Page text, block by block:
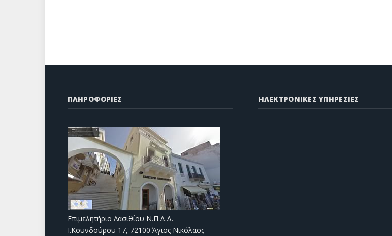
ΠΛΗΡΟΦΟΡΙΕΣ
Επιμελητήριο Λασιθίου Ν.Π.Δ.Δ.
Ι.Κουνδούρου 17, 72100 Άγιος Νικόλαος
ΗΛΕΚΤΡΟΝΙΚΕΣ ΥΠΗΡΕΣΙΕΣ